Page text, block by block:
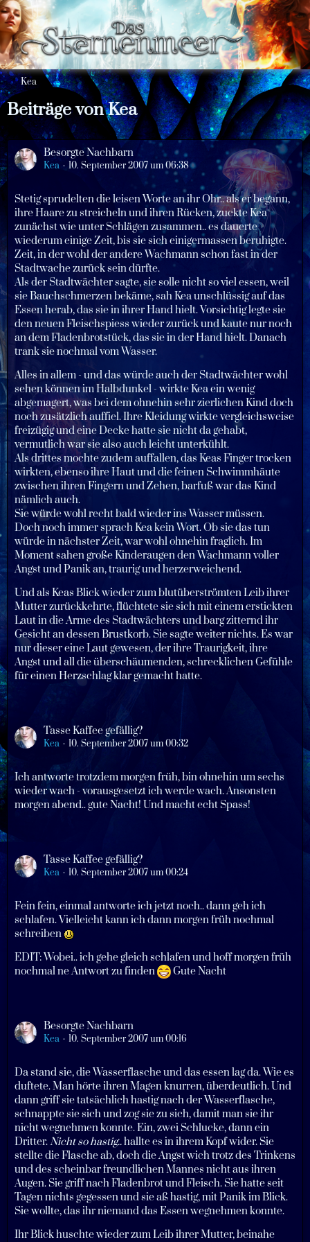
Kea
Beiträge von Kea
Besorgte Nachbarn
Kea 10. September 2007 um 06:38
Stetig sprudelten die leisen Worte an ihr Ohr.. als er begann,
ihre Haare zu streicheln und ihren Rücken, zuckte Kea
zunächst wie unter Schlägen zusammen.. es dauerte
wiederum einige Zeit, bis sie sich einigermassen beruhigte.
Zeit, in der wohl der andere Wachmann schon fast in der
Stadtwache zurück sein dürfte.
Als der Stadtwächter sagte, sie solle nicht so viel essen, weil
sie Bauchschmerzen bekäme, sah Kea unschlüssig auf das
Essen herab, das sie in ihrer Hand hielt. Vorsichtig legte sie
den neuen Fleischspiess wieder zurück und kaute nur noch
an dem Fladenbrotstück, das sie in der Hand hielt. Danach
trank sie nochmal vom Wasser.
Alles in allem - und das würde auch der Stadtwächter wohl
sehen können im Halbdunkel - wirkte Kea ein wenig
abgemagert, was bei dem ohnehin sehr zierlichen Kind doch
noch zusätzlich auffiel. Ihre Kleidung wirkte vergleichsweise
freizügig und eine Decke hatte sie nicht da gehabt,
vermutlich war sie also auch leicht unterkühlt.
Als drittes mochte zudem auffallen, das Keas Finger trocken
wirkten, ebenso ihre Haut und die feinen Schwimmhäute
zwischen ihren Fingern und Zehen, barfuß war das Kind
nämlich auch.
Sie würde wohl recht bald wieder ins Wasser müssen.
Doch noch immer sprach Kea kein Wort. Ob sie das tun
würde in nächster Zeit, war wohl ohnehin fraglich. Im
Moment sahen große Kinderaugen den Wachmann voller
Angst und Panik an, traurig und herzerweichend.
Und als Keas Blick wieder zum blutüberströmten Leib ihrer
Mutter zurückkehrte, flüchtete sie sich mit einem erstickten
Laut in die Arme des Stadtwächters und barg zitternd ihr
Gesicht an dessen Brustkorb. Sie sagte weiter nichts. Es war
nur dieser eine Laut gewesen, der ihre Traurigkeit, ihre
Angst und all die überschäumenden, schrecklichen Gefühle
für einen Herzschlag klar gemacht hatte.
Tasse Kaffee gefällig?
Kea 10. September 2007 um 00:32
Ich antworte trotzdem morgen früh, bin ohnehin um sechs
wieder wach - vorausgesetzt ich werde wach. Ansonsten
morgen abend.. gute Nacht! Und macht echt Spass!
Tasse Kaffee gefällig?
Kea 10. September 2007 um 00:24
Fein fein, einmal antworte ich jetzt noch.. dann geh ich
schlafen. Vielleicht kann ich dann morgen früh nochmal
schreiben
EDIT: Wobei.. ich gehe gleich schlafen und hoff morgen früh
nochmal ne Antwort zu finden
Gute Nacht
Besorgte Nachbarn
Kea 10. September 2007 um 00:16
Da stand sie, die Wasserflasche und das essen lag da. Wie es
duftete. Man hörte ihren Magen knurren, überdeutlich. Und
dann griff sie tatsächlich hastig nach der Wasserflasche,
schnappte sie sich und zog sie zu sich, damit man sie ihr
nicht wegnehmen konnte. Ein, zwei Schlucke, dann ein
Dritter.Nicht so hastig..hallte es in ihrem Kopf wider. Sie
stellte die Flasche ab, doch die Angst wich trotz des Trinkens
und des scheinbar freundlichen Mannes nicht aus ihren
Augen. Sie griff nach Fladenbrot und Fleisch. Sie hatte seit
Tagen nichts gegessen und sie aß hastig, mit Panik im Blick.
Sie wollte, das ihr niemand das Essen wegnehmen konnte.
Ihr Blick huschte wieder zum Leib ihrer Mutter, beinahe